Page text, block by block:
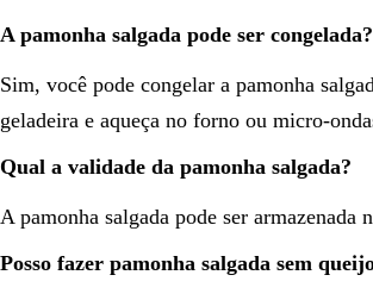
A pamonha salgada pode ser congelada?
Sim, você pode congelar a pamonha
geladeira e aqueça no forno ou micro-
Qual a validade da pamonha salgada?
A pamonha salgada pode ser
Posso fazer pamonha salgada sem